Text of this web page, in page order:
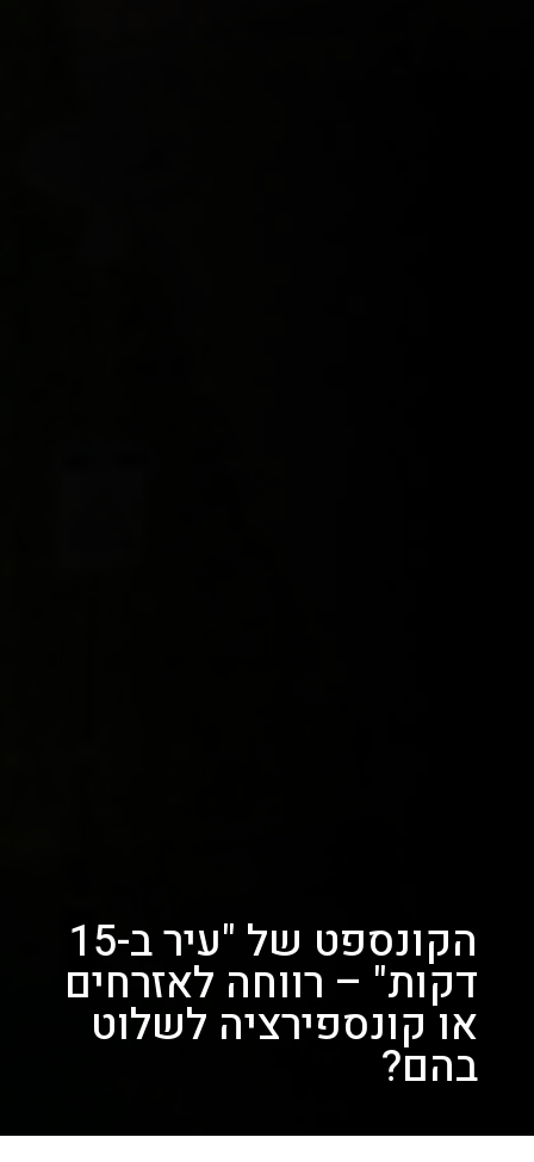
הקונספט של "עיר ב-15
דקות" – רווחה לאזרחים
או קונספירציה לשלוט
בהם?